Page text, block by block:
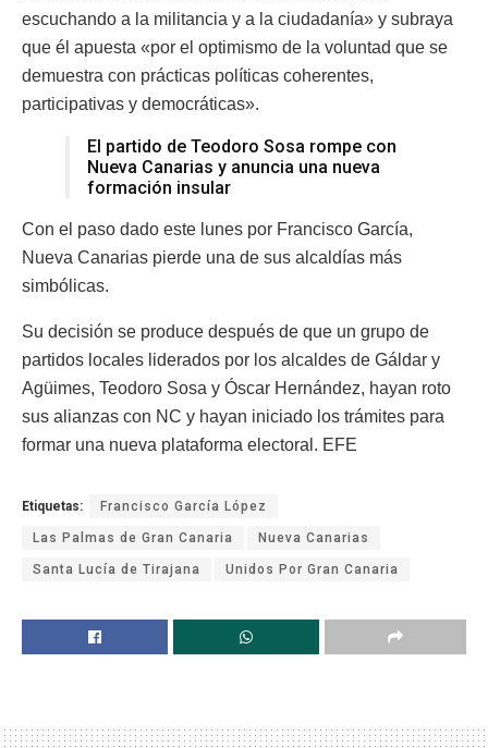
escuchando a la militancia y a la ciudadanía» y subraya
que él apuesta «por el optimismo de la voluntad que se
demuestra con prácticas políticas coherentes,
participativas y democráticas».
El partido de Teodoro Sosa rompe con
Nueva Canarias y anuncia una nueva
formación insular
Con el paso dado este lunes por Francisco García,
Nueva Canarias pierde una de sus alcaldías más
simbólicas.
Su decisión se produce después de que un grupo de
partidos locales liderados por los alcaldes de Gáldar y
Agüimes, Teodoro Sosa y Óscar Hernández, hayan roto
sus alianzas con NC y hayan iniciado los trámites para
formar una nueva plataforma electoral. EFE
Etiquetas: Francisco García López
Las Palmas de Gran Canaria Nueva Canarias
Santa Lucía de Tirajana Unidos Por Gran Canaria